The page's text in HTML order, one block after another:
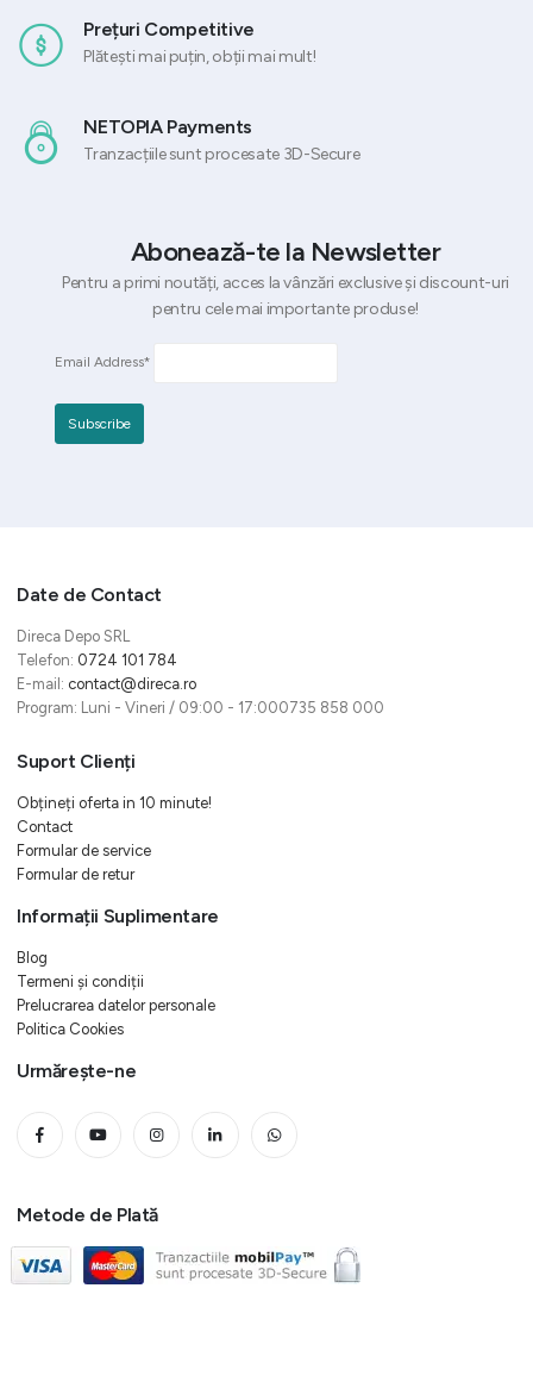
Prețuri Competitive
Plătești mai puțin, obții mai mult!
NETOPIA Payments
Tranzacțiile sunt procesate 3D-Secure
Abonează-te la Newsletter
Pentru a primi noutăți, acces la vânzări exclusive și discount-uri
pentru cele mai importante produse!
Email Address*
Date de Contact
Direca Depo SRL
Telefon: 0724 101 784
E-mail: contact@direca.ro
Program: Luni - Vineri / 09:00 - 17:000735 858 000
Suport Clienți
Obțineți oferta in 10 minute!
Contact
Formular de service
Formular de retur
Informații Suplimentare
Blog
Termeni și condiții
Prelucrarea datelor personale
Politica Cookies
Urmărește-ne
Metode de Plată